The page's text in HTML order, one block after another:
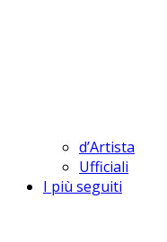
d’Artista
Ufficiali
I più seguiti